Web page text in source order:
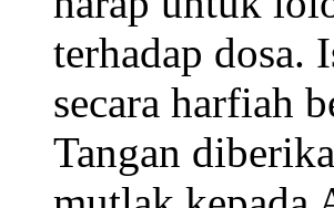
terhadap dosa.
secara harfiah
Tangan